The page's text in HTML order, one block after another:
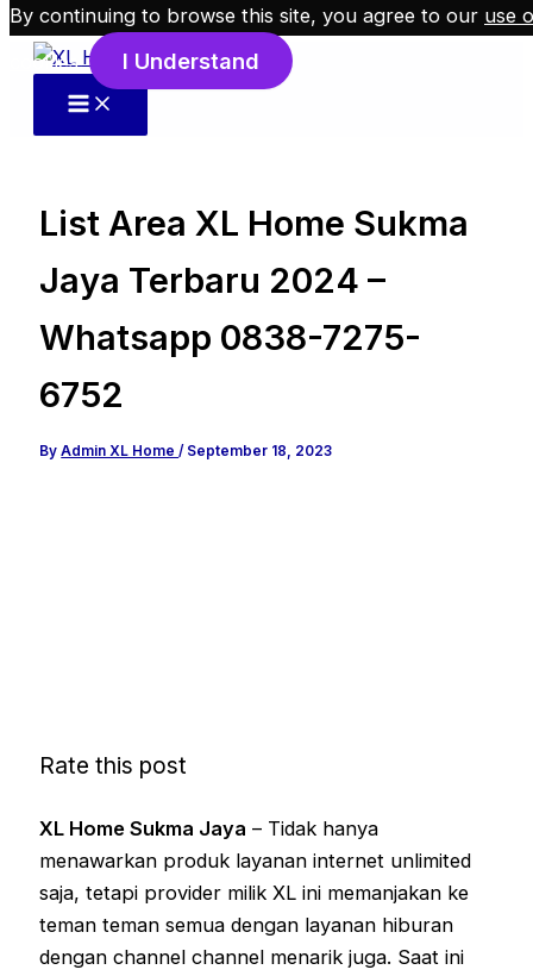
Skip to content
List Area XL Home Sukma
Jaya Terbaru 2024 –
Whatsapp 0838-7275-
6752
ByAdmin XL Home/ September 18, 2023
Rate this post
XL Home Sukma Jaya – Tidak hanya
menawarkan produk layanan internet unlimited
saja, tetapi provider milik XL ini memanjakan ke
teman teman semua dengan layanan hiburan
dengan channel channel menarik juga. Saat ini
By continuing to browse this site, you agree to our use
cookies. I Understand